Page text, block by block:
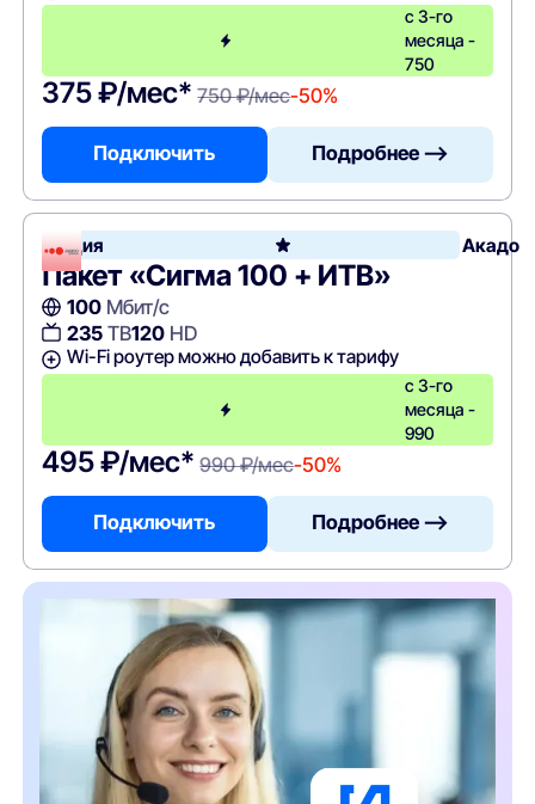
с 3-го
месяца -
750
375 ₽/мес* 750 ₽/мес-50%
Подключить Подробнее —>
Акция Акадо
Пакет «Сигма 100 + ИТВ»
100Мбит/с
235ТВ120HD
Wi-Fi роутер можно добавить к тарифу
с 3-го
месяца -
990
495 ₽/мес* 990 ₽/мес-50%
Подключить Подробнее —>